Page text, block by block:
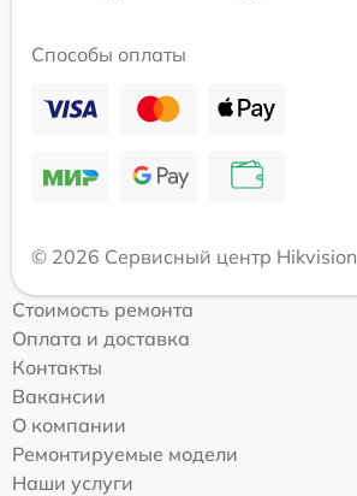
Способы оплаты
© 2026 Сервисный центр Hikvision
Стоимость ремонта
Оплата и доставка
Контакты
Вакансии
О компании
Ремонтируемые модели
Наши услуги